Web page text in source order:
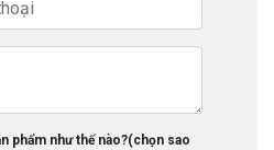
phẩm như thế nào?(chọn sao